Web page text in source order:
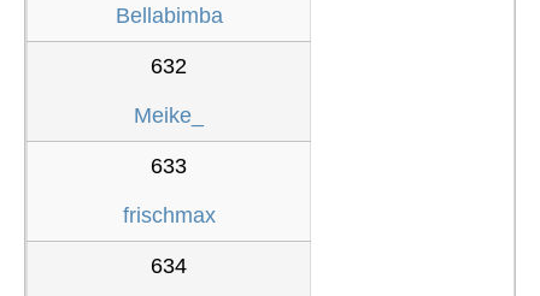
Bellabimba
632
Meike_
633
frischmax
634